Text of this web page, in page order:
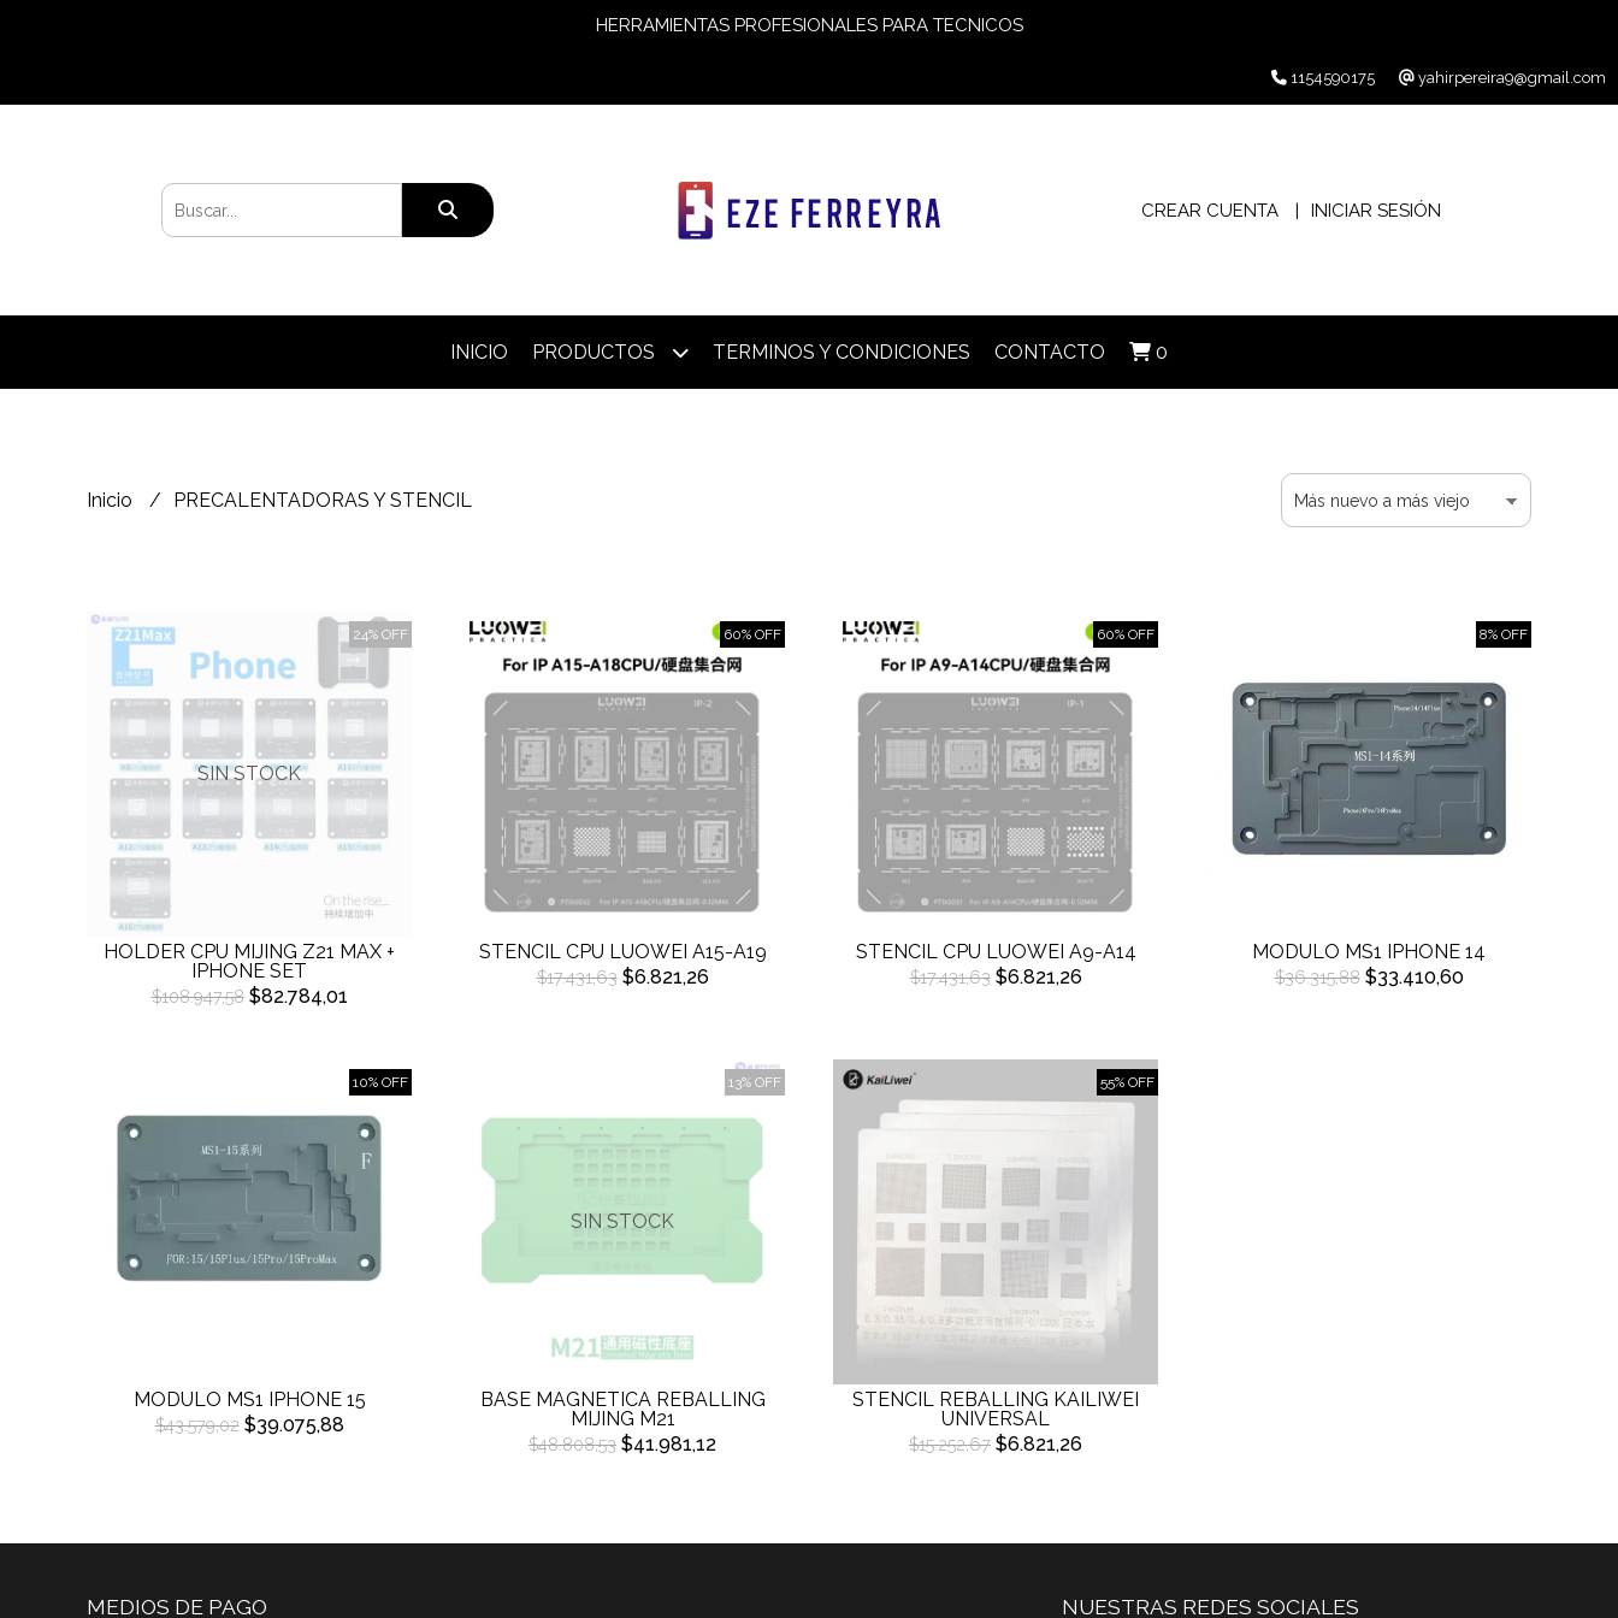
HERRAMIENTAS PROFESIONALES PARA TECNICOS
1154590175 yahirpereira9@gmail.com
CREAR CUENTA INICIAR SESIÓN
INICIO PRODUCTOS TERMINOS Y CONDICIONES CONTACTO 0
Inicio PRECALENTADORAS Y STENCIL
24% OFF
SIN STOCK
HOLDER CPU MIJING Z21 MAX +
IPHONE SET
$108.947,58$82.784,01
60% OFF
STENCIL CPU LUOWEI A15-A19
$17.431,63$6.821,26
60% OFF
STENCIL CPU LUOWEI A9-A14
$17.431,63$6.821,26
8% OFF
MODULO MS1 IPHONE 14
$36.315,88$33.410,60
10% OFF
MODULO MS1 IPHONE 15
$43.579,02$39.075,88
13% OFF
SIN STOCK
BASE MAGNETICA REBALLING
MIJING M21
$48.808,53 $41.981,12
55% OFF
STENCIL REBALLING KAILIWEI
UNIVERSAL
$15.252,67 $6.821,26
MEDIOS DE PAGO NUESTRAS REDES SOCIALES